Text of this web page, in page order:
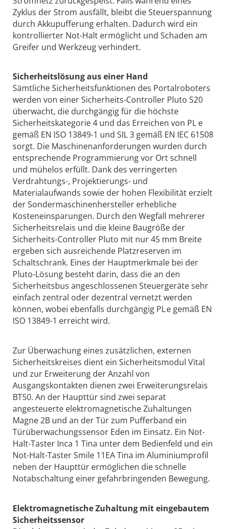
Zyklus der Strom ausfällt, bleibt die Steuerspannung
durch Akkupufferung erhalten. Dadurch wird ein
kontrollierter Not-Halt ermöglicht und Schaden am
Greifer und Werkzeug verhindert.
Sicherheitslösung aus einer Hand
Sämtliche Sicherheitsfunktionen des Portalroboters
werden von einer Sicherheits-Controller Pluto S20
überwacht, die durchgängig für die höchste
Sicherheitskategorie 4 und das Erreichen von PL e
gemäß EN ISO 13849-1 und SIL 3 gemäß EN IEC 61508
sorgt. Die Maschinenanforderungen wurden durch
entsprechende Programmierung vor Ort schnell
und mühelos erfüllt. Dank des verringerten
Verdrahtungs-, Projektierungs- und
Materialaufwands sowie der hohen Flexibilität erzielt
der Sondermaschinenhersteller erhebliche
Kosteneinsparungen. Durch den Wegfall mehrerer
Sicherheitsrelais und die kleine Baugröße der
Sicherheits-Controller Pluto mit nur 45 mm Breite
ergeben sich ausreichende Platzreserven im
Schaltschrank. Eines der Hauptmerkmale bei der
Pluto-Lösung besteht darin, dass die an den
Sicherheitsbus angeschlossenen Steuergeräte sehr
einfach zentral oder dezentral vernetzt werden
können, wobei ebenfalls durchgängig PL e gemäß EN
ISO 13849-1 erreicht wird.
Zur Überwachung eines zusätzlichen, externen
Sicherheitskreises dient ein Sicherheitsmodul Vital
und zur Erweiterung der Anzahl von
Ausgangskontakten dienen zwei Erweiterungsrelais
BT50. An der Haupttür sind zwei separat
angesteuerte elektromagnetische Zuhaltungen
Magne 2B und an der Tür zum Pufferband ein
Türüberwachungssensor Eden im Einsatz. Ein Not-
Halt-Taster Inca 1 Tina unter dem Bedienfeld und ein
Not-Halt-Taster Smile 11EA Tina im Aluminiumprofil
neben der Haupttür ermöglichen die schnelle
Notabschaltung einer gefahrbringenden Bewegung.
Elektromagnetische Zuhaltung mit eingebautem
Sicherheitssensor